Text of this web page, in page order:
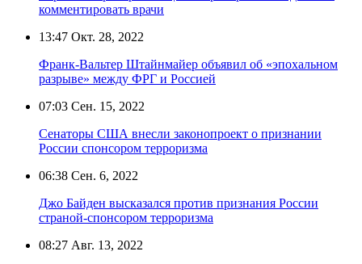
комментировать врачи
13:47 Окт. 28, 2022
Франк-Вальтер Штайнмайер объявил об «эпохальном
разрыве» между ФРГ и Россией
07:03 Сен. 15, 2022
Сенаторы США внесли законопроект о признании
России спонсором терроризма
06:38 Сен. 6, 2022
Джо Байден высказался против признания России
страной-спонсором терроризма
08:27 Авг. 13, 2022